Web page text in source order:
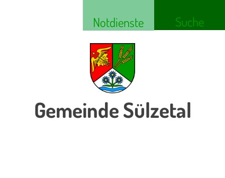
Notdienste Suche
Gemeinde Sülzetal